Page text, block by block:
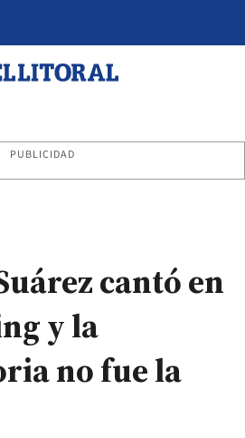
PUBLICIDAD
cantó en
y la
no fue la